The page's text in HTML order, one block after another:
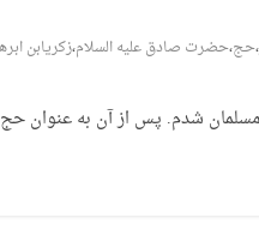
،حج،حضرت صادق علیه السلام،زکریابن
شدم. پس از آن به عنوان حج